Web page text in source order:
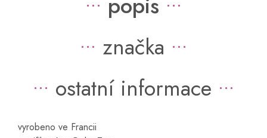
značka
ostatní informace
vyrobeno ve Francii